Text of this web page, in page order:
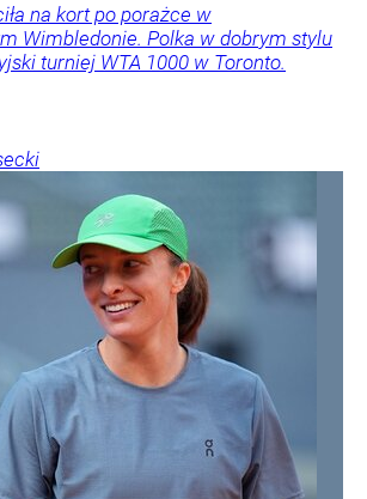
na kort po porażce w
Wimbledonie. Polka w dobrym stylu
turniej WTA 1000 w Toronto.